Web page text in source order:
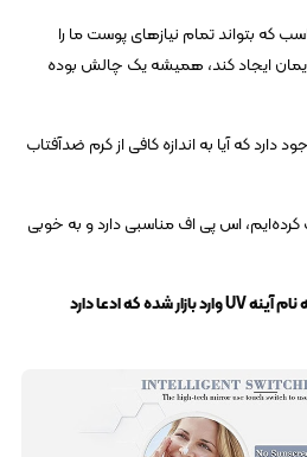
که بتواند تمام نیازهای پوست ما را
ایجاد کند، همیشه یک چالش بوده
که آیا به اندازه کافی از کرم ضدآفتاب
کرده‌ایم، اس‌ پی‌ اف مناسبی دارد و به خوبی
در این شرایط، محصول جدیدی به نام آینه UV وارد بازار شده که ادعا دارد